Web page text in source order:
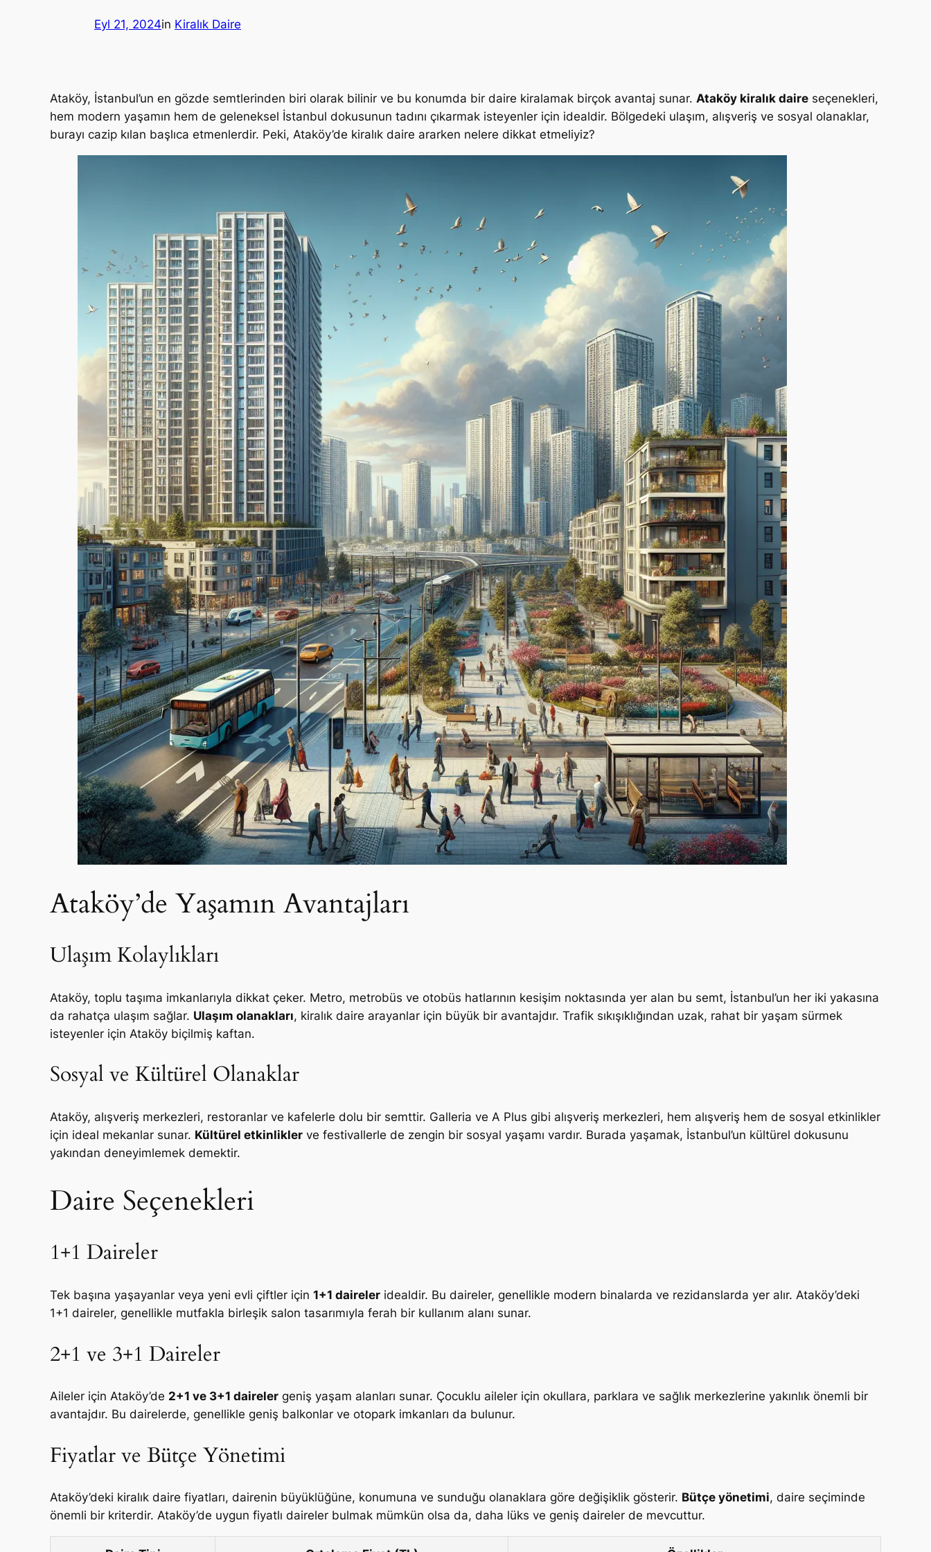
Eyl 21, 2024in Kiralık Daire
Ataköy, İstanbul’un en gözde semtlerinden biri olarak bilinir ve bu konumda bir daire kiralamak birçok avantaj sunar. Ataköy kiralık daire seçenekleri,
hem modern yaşamın hem de geleneksel İstanbul dokusunun tadını çıkarmak isteyenler için idealdir. Bölgedeki ulaşım, alışveriş ve sosyal olanaklar,
burayı cazip kılan başlıca etmenlerdir. Peki, Ataköy’de kiralık daire ararken nelere dikkat etmeliyiz?
Ataköy’de Yaşamın Avantajları
Ulaşım Kolaylıkları
Ataköy, toplu taşıma imkanlarıyla dikkat çeker. Metro, metrobüs ve otobüs hatlarının kesişim noktasında yer alan bu semt, İstanbul’un her iki yakasına
da rahatça ulaşım sağlar. Ulaşım olanakları, kiralık daire arayanlar için büyük bir avantajdır. Trafik sıkışıklığından uzak, rahat bir yaşam sürmek
isteyenler için Ataköy biçilmiş kaftan.
Sosyal ve Kültürel Olanaklar
Ataköy, alışveriş merkezleri, restoranlar ve kafelerle dolu bir semttir. Galleria ve A Plus gibi alışveriş merkezleri, hem alışveriş hem de sosyal etkinlikler
için ideal mekanlar sunar. Kültürel etkinlikler ve festivallerle de zengin bir sosyal yaşamı vardır. Burada yaşamak, İstanbul’un kültürel dokusunu
yakından deneyimlemek demektir.
Daire Seçenekleri
1+1 Daireler
Tek başına yaşayanlar veya yeni evli çiftler için 1+1 daireler idealdir. Bu daireler, genellikle modern binalarda ve rezidanslarda yer alır. Ataköy’deki
1+1 daireler, genellikle mutfakla birleşik salon tasarımıyla ferah bir kullanım alanı sunar.
2+1 ve 3+1 Daireler
Aileler için Ataköy’de 2+1 ve 3+1 daireler geniş yaşam alanları sunar. Çocuklu aileler için okullara, parklara ve sağlık merkezlerine yakınlık önemli bir
avantajdır. Bu dairelerde, genellikle geniş balkonlar ve otopark imkanları da bulunur.
Fiyatlar ve Bütçe Yönetimi
Ataköy’deki kiralık daire fiyatları, dairenin büyüklüğüne, konumuna ve sunduğu olanaklara göre değişiklik gösterir. Bütçe yönetimi, daire seçiminde
önemli bir kriterdir. Ataköy’de uygun fiyatlı daireler bulmak mümkün olsa da, daha lüks ve geniş daireler de mevcuttur.